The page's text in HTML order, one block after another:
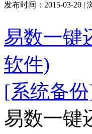
发布时间： 2015-03-20 |
易数一键
软件)
[系统备
易数一键